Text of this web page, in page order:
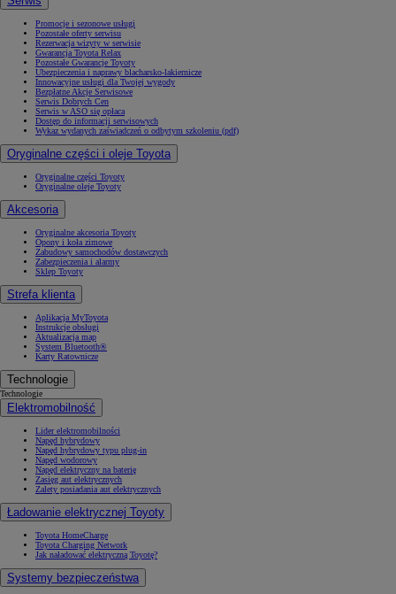
Promocje i sezonowe usługi
Pozostałe oferty serwisu
Rezerwacja wizyty w serwisie
Gwarancja Toyota Relax
Pozostałe Gwarancje Toyoty
Ubezpieczenia i naprawy blacharsko-lakiernicze
Innowacyjne usługi dla Twojej wygody
Bezpłatne Akcje Serwisowe
Serwis Dobrych Cen
Serwis w ASO się opłaca
Dostęp do informacji serwisowych
Wykaz wydanych zaświadczeń o odbytym szkoleniu (pdf)
Oryginalne części i oleje Toyota
Oryginalne części Toyoty
Oryginalne oleje Toyoty
Akcesoria
Oryginalne akcesoria Toyoty
Opony i koła zimowe
Zabudowy samochodów dostawczych
Zabezpieczenia i alarmy
Sklep Toyoty
Strefa klienta
Aplikacja MyToyota
Instrukcje obsługi
Aktualizacja map
System Bluetooth®
Karty Ratownicze
Technologie
Technologie
Elektromobilność
Lider elektromobilności
Napęd hybrydowy
Napęd hybrydowy typu plug-in
Napęd wodorowy
Napęd elektryczny na baterię
Zasięg aut elektrycznych
Zalety posiadania aut elektrycznych
Ładowanie elektrycznej Toyoty
Toyota HomeCharge
Toyota Charging Network
Jak naładować elektryczną Toyotę?
Systemy bezpieczeństwa